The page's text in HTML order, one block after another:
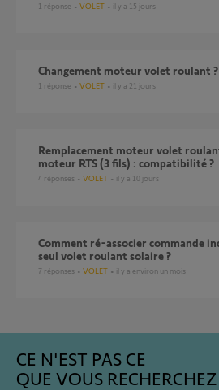
1 réponse VOLET il y a 15 jours
Changement moteur volet roulant ?
1 réponse VOLET il y a 21 jours
Remplacement moteur volet roulant filaire (4 fils) par
moteur RTS (3 fils) : compatibilité ?
4 réponses VOLET il y a 10 jours
Comment ré-associer commande individuelle io avec un
seul volet roulant solaire ?
7 réponses VOLET il y a environ un mois
CE N'EST PAS CE
QUE VOUS RECHERCHEZ